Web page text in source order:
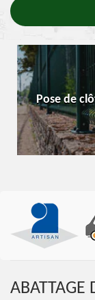
Pose de
ABATTAGE